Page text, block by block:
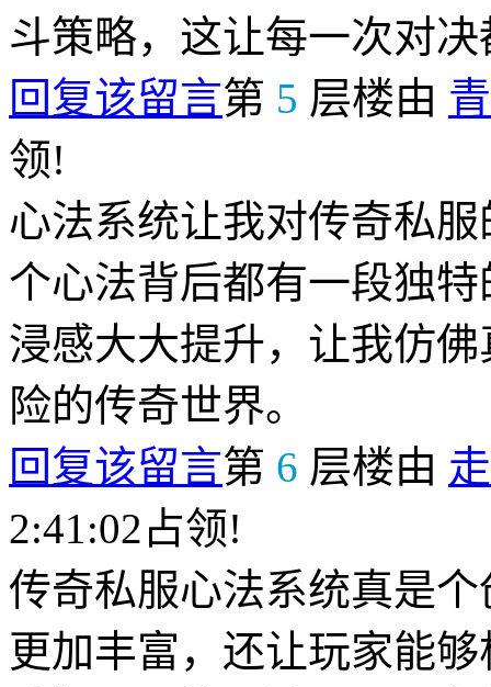
斗策略，这让每一次对
回复该留言第 5 层楼由
领!
心法系统让我对传奇私
个心法背后都有一段独
浸感大大提升，让我仿
险的传奇世界。
回复该留言第 6 层楼由
2:41:02占领!
传奇私服心法系统真是
更加丰富，还让玩家能